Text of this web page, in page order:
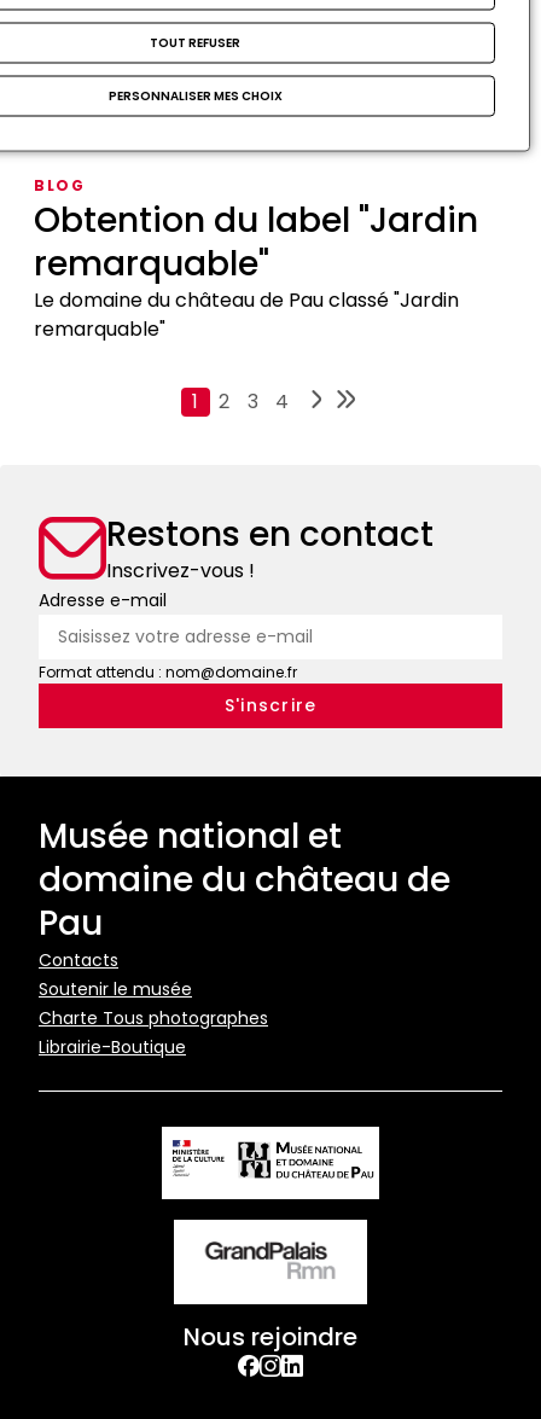
des
du
Grand
Heptaméron
L’Heptaméron, un des trésors des collections de
la bibliothèque
Obtention du label "Jardin
remarquable"
Le domaine du château de Pau classé "Jardin
remarquable"
BLOG
PaginationPage
1 Page
2 Page
3 Page
4
Restons en contact
Inscrivez-vous !
Adresse e-mail
Format attendu : nom@domaine.fr
Musée national et
domaine du château de
Pau
Pied
de
page
Contacts
Soutenir le musée
Charte Tous photographes
Librairie-Boutique
Nous rejoindre
facebook
Instagram
TOUT REFUSER
PERSONNALISER MES CHOIX